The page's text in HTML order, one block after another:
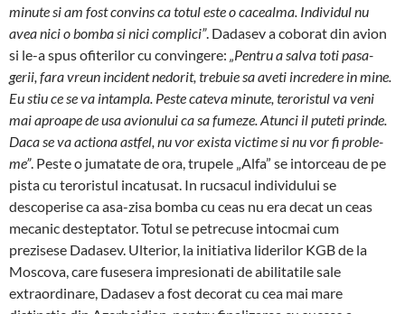
minute si am fost convins ca totul este o ca­cealma. Individul nu
avea nici o bomba si nici com­plici”. Dadasev a coborat din avion
si le-a spus ofi­terilor cu convingere: „Pentru a salva toti pa­sa­
gerii, fa­ra vreun incident nedorit, trebuie sa aveti in­credere in mine.
Eu stiu ce se va intampla. Peste cateva minute, teroristul va veni
mai aproape de usa avionului ca sa fumeze. Atunci il puteti prinde.
Daca se va ac­tiona astfel, nu vor exista victime si nu vor fi pro­ble­
me”. Pes­te o jumatate de ora, trupele „Alfa” se in­tor­ceau de pe
pista cu teroristul incatusat. In rucsacul in­di­vidului se
descoperise ca asa-zisa bomba cu ceas nu era decat un ceas
mecanic desteptator. Totul se petre­cu­se intocmai cum
prezisese Dadasev. Ulterior, la initia­ti­va liderilor KGB de la
Moscova, care fusesera impre­sionati de abilitatile sale
extraordinare, Dadasev a fost decorat cu cea mai mare